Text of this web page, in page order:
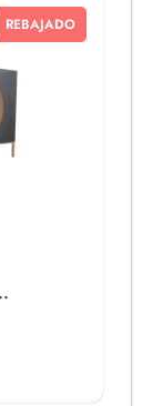
REBAJADO